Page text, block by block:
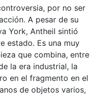
por no ser
A pesar de su
York, Antheil sintió
estado. Es una muy
que combina, entre
la era industrial, la
en el fragmento en el
de objetos varios,